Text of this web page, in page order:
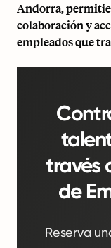
Andorra,
colaboración y
empleados que
través
de
Reserva